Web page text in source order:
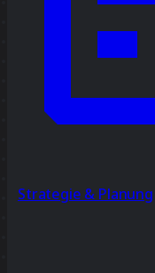
Strategie & Planung